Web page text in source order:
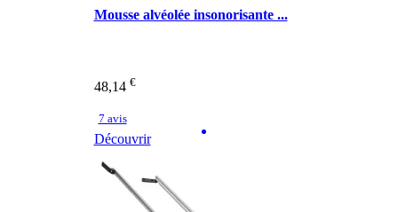
Mousse alvéolée insonorisante ...
48,14 €
7 avis
Découvrir